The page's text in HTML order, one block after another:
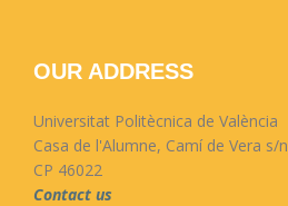
OUR ADDRESS
Universitat Politècnica de València
Casa de l'Alumne, Camí de Vera s/n
CP 46022
Contact us